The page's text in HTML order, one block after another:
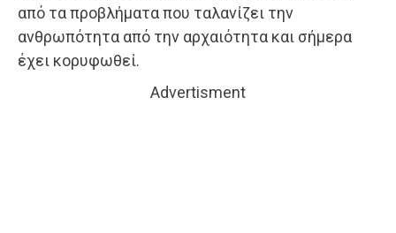
από τα προβλήματα που ταλανίζει την
ανθρωπότητα από την αρχαιότητα και σήμερα
έχει κορυφωθεί.
Advertisment